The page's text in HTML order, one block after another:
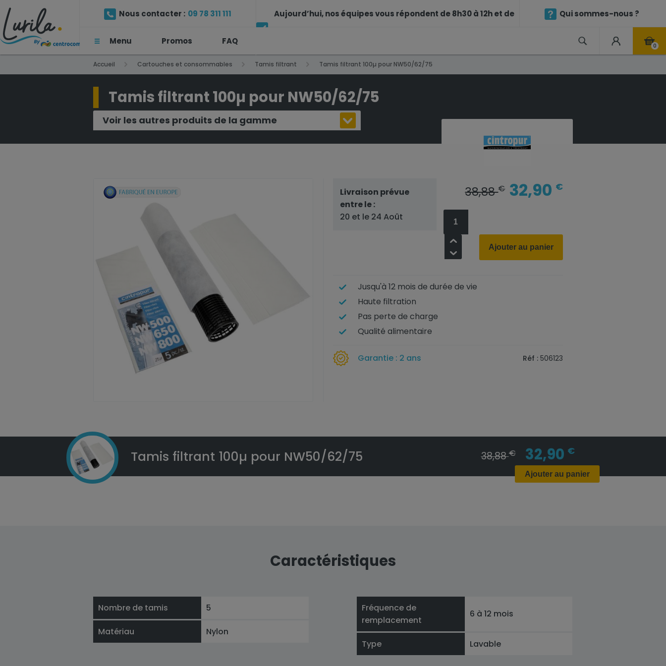
Nous contacter : 09 78 311 111
(Prix d'un appel local)
Aujourd’hui, nos équipes vous répondent de 8h30 à 12h et de Qui sommes-nous ?
Menu Promos FAQ 0
Accueil Cartouches et consommables Tamis filtrant Tamis filtrant 100µ pour NW50/62/75
Tamis filtrant 100µ pour NW50/62/75
Voir les autres produits de la gamme
Livraison prévue
entre le :
20 et le 24 Août
38,88€ 32,90 €
+
Ajouter au panier
Jusqu'à 12 mois de durée de vie
Haute filtration
Pas perte de charge
Qualité alimentaire
Garantie : 2 ans Réf :506123
Tamis filtrant 100µ pour NW50/62/75 38,88€ 32,90 €
Ajouter au panier
Caractéristiques
Nombre de tamis 5
Matériau Nylon
Fréquence de
remplacement
6 à 12 mois
Type Lavable